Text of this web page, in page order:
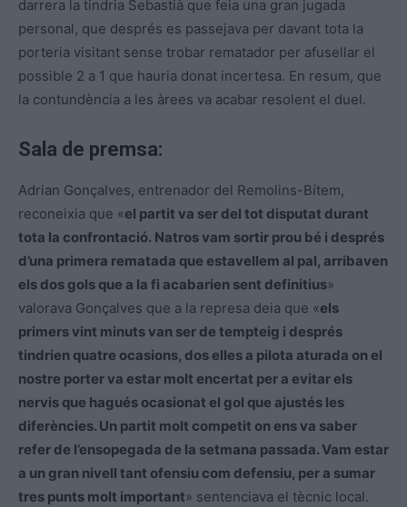
darrera la tindria Sebastià que feia una gran jugada
personal, que després es passejava per davant tota la
porteria visitant sense trobar rematador per afusellar el
possible 2 a 1 que hauria donat incertesa. En resum, que
la contundència a les àrees va acabar resolent el duel.
Sala de premsa:
Adrian Gonçalves, entrenador del Remolins-Bítem,
reconeixia que «el partit va ser del tot disputat durant
tota la confrontació. Natros vam sortir prou bé i després
d’una primera rematada que estavellem al pal, arribaven
els dos gols que a la fi acabarien sent definitius»
valorava Gonçalves que a la represa deia que «els
primers vint minuts van ser de tempteig i després
tindrien quatre ocasions, dos elles a pilota aturada on el
nostre porter va estar molt encertat per a evitar els
nervis que hagués ocasionat el gol que ajustés les
diferències. Un partit molt competit on ens va saber
refer de l’ensopegada de la setmana passada. Vam estar
a un gran nivell tant ofensiu com defensiu, per a sumar
tres punts molt important» sentenciava el tècnic local.